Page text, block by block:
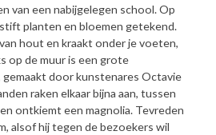
van een nabijgelegen school. Op
planten en bloemen getekend.
hout en kraakt onder je voeten,
op de muur is een grote
gemaakt door kunstenares Octavie
raken elkaar bijna aan, tussen
ontkiemt een magnolia. Tevreden
alsof hij tegen de bezoekers wil